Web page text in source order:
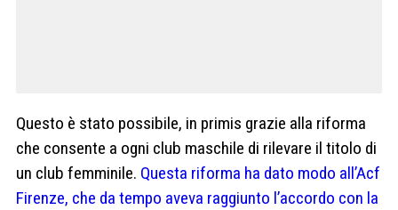
Questo è stato possibile, in primis grazie alla riforma
che consente a ogni club maschile di rilevare il titolo di
un club femminile. Questa riforma ha dato modo all’Acf
Firenze, che da tempo aveva raggiunto l’accordo con la